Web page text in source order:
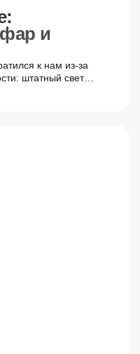
и
к нам из-за
штатный свет
выгорание